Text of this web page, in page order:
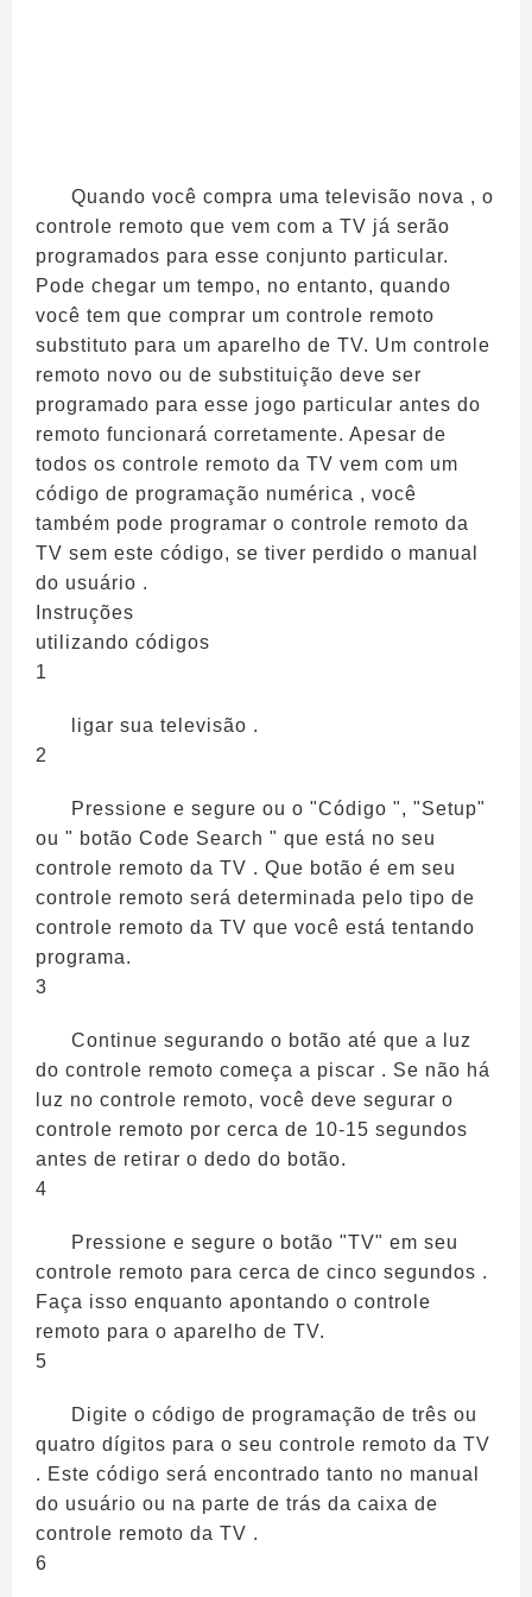
Quando você compra uma televisão nova , o
controle remoto que vem com a TV já serão
programados para esse conjunto particular.
Pode chegar um tempo, no entanto, quando
você tem que comprar um controle remoto
substituto para um aparelho de TV. Um controle
remoto novo ou de substituição deve ser
programado para esse jogo particular antes do
remoto funcionará corretamente. Apesar de
todos os controle remoto da TV vem com um
código de programação numérica , você
também pode programar o controle remoto da
TV sem este código, se tiver perdido o manual
do usuário .
Instruções
utilizando códigos
1
ligar sua televisão .
2
Pressione e segure ou o "Código ", "Setup"
ou " botão Code Search " que está no seu
controle remoto da TV . Que botão é em seu
controle remoto será determinada pelo tipo de
controle remoto da TV que você está tentando
programa.
3
Continue segurando o botão até que a luz
do controle remoto começa a piscar . Se não há
luz no controle remoto, você deve segurar o
controle remoto por cerca de 10-15 segundos
antes de retirar o dedo do botão.
4
Pressione e segure o botão "TV" em seu
controle remoto para cerca de cinco segundos .
Faça isso enquanto apontando o controle
remoto para o aparelho de TV.
5
Digite o código de programação de três ou
quatro dígitos para o seu controle remoto da TV
. Este código será encontrado tanto no manual
do usuário ou na parte de trás da caixa de
controle remoto da TV .
6